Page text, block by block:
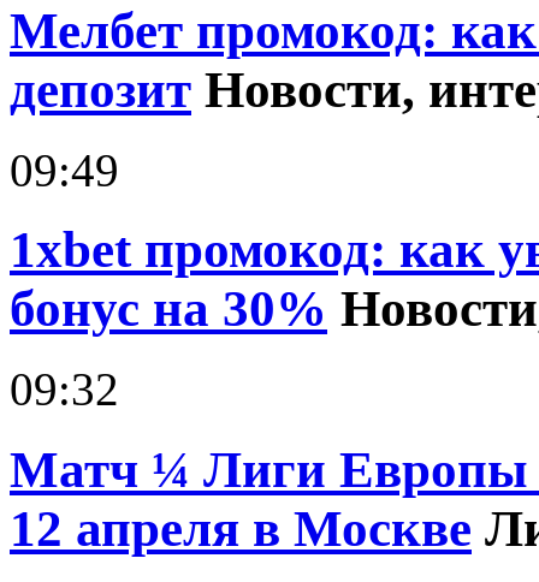
Мелбет промокод:
депозит Новости,
09:49
1xbet промокод: как
бонус на 30%
09:32
Матч ¼ Лиги Европы
12 апреля в Москве